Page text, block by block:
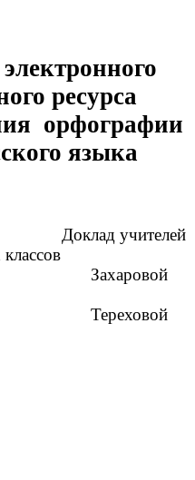
ресурса
орфографии
языка